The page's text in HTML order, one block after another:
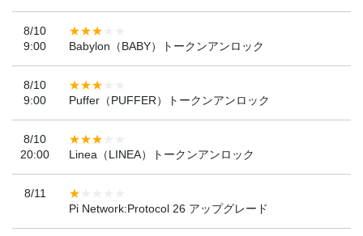
8/10
9:00
Babylon（BABY）トークンアンロック
8/10
9:00
Puffer（PUFFER）トークンアンロック
8/10
20:00
Linea（LINEA）トークンアンロック
8/11
Pi Network:Protocol 26 アップグレード